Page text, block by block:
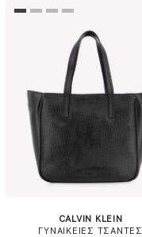
CALVIN KLEIN
ΓΥΝΑΙΚΕΙΕΣ ΤΣΑΝΤΕΣ